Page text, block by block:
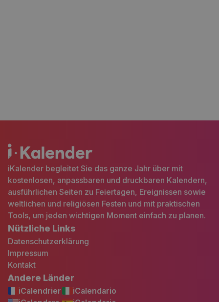
iKalender begleitet Sie das ganze Jahr über mit
kostenlosen, anpassbaren und druckbaren Kalendern,
ausführlichen Seiten zu Feiertagen, Ereignissen sowie
weltlichen und religiösen Festen und mit praktischen
Tools, um jeden wichtigen Moment einfach zu planen.
Nützliche Links
Datenschutzerklärung
Impressum
Kontakt
Andere Länder
iCalendrier
iCalendario